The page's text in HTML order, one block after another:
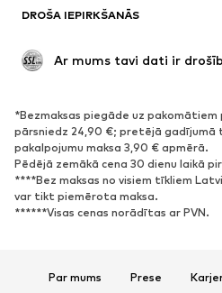
Svinības
APAVI
Jaunumi
Brīvā laika apavi
Augstpapēžu apavi
Atvērti apavi
DROŠA IEPIRKŠANĀS
Ar mums tavi dati ir
*Bezmaksas piegāde uz pakomātiem
pārsniedz 24,90 €; pretējā gadījumā
pakalpojumu maksa 3,90 € apmērā.
Pēdējā zemākā cena 30 dienu laikā
****Bez maksas no visiem tīkliem
var tikt piemērota maksa.
******Visas cenas norādītas ar PVN.
Par mums Prese